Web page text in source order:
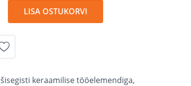
LISA OSTUKORVI
keraamilise tööelemendiga,